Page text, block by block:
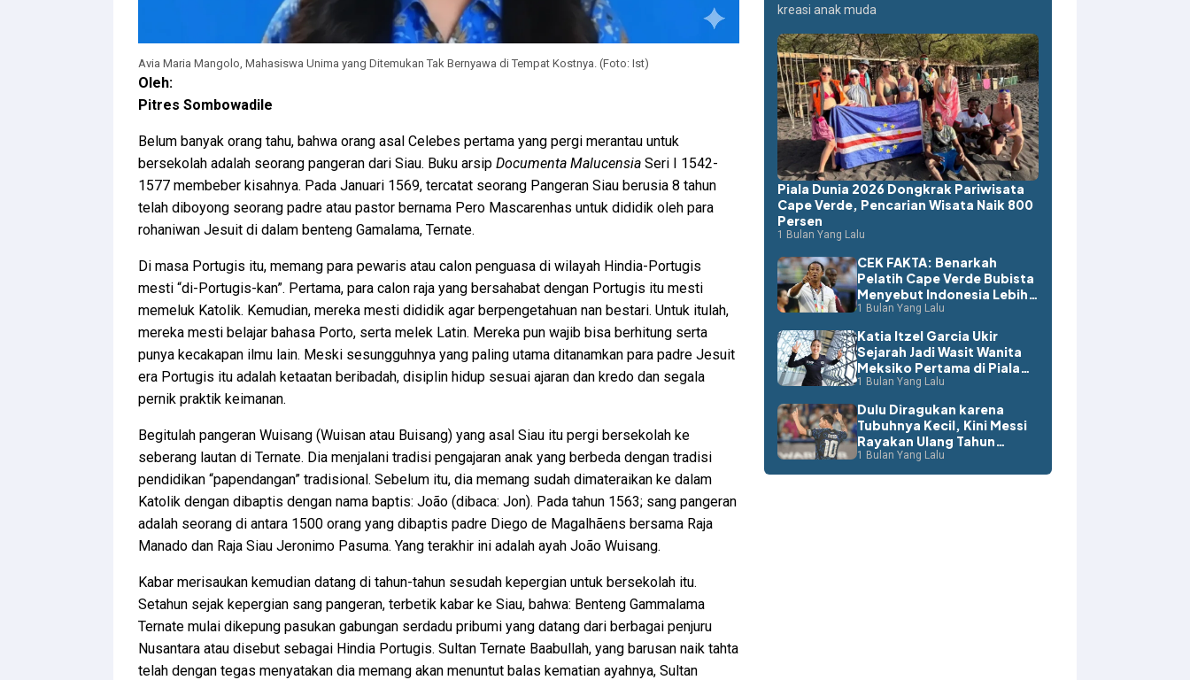
Avia Maria Mangolo, Mahasiswa Unima yang Ditemukan Tak Bernyawa di Tempat Kostnya. (Foto: Ist)
Oleh:
Pitres Sombowadile
Belum banyak orang tahu, bahwa orang asal Celebes pertama yang pergi merantau untuk
bersekolah adalah seorang pangeran dari Siau. Buku arsip Documenta Malucensia Seri I 1542-
1577 membeber kisahnya. Pada Januari 1569, tercatat seorang Pangeran Siau berusia 8 tahun
telah diboyong seorang padre atau pastor bernama Pero Mascarenhas untuk dididik oleh para
rohaniwan Jesuit di dalam benteng Gamalama, Ternate.
Di masa Portugis itu, memang para pewaris atau calon penguasa di wilayah Hindia-Portugis
mesti “di-Portugis-kan”. Pertama, para calon raja yang bersahabat dengan Portugis itu mesti
memeluk Katolik. Kemudian, mereka mesti dididik agar berpengetahuan nan bestari. Untuk itulah,
mereka mesti belajar bahasa Porto, serta melek Latin. Mereka pun wajib bisa berhitung serta
punya kecakapan ilmu lain. Meski sesungguhnya yang paling utama ditanamkan para padre Jesuit
era Portugis itu adalah ketaatan beribadah, disiplin hidup sesuai ajaran dan kredo dan segala
pernik praktik keimanan.
Begitulah pangeran Wuisang (Wuisan atau Buisang) yang asal Siau itu pergi bersekolah ke
seberang lautan di Ternate. Dia menjalani tradisi pengajaran anak yang berbeda dengan tradisi
pendidikan “papendangan” tradisional. Sebelum itu, dia memang sudah dimateraikan ke dalam
Katolik dengan dibaptis dengan nama baptis: João (dibaca: Jon). Pada tahun 1563; sang pangeran
adalah seorang di antara 1500 orang yang dibaptis padre Diego de Magalhãens bersama Raja
Manado dan Raja Siau Jeronimo Pasuma. Yang terakhir ini adalah ayah João Wuisang.
Kabar merisaukan kemudian datang di tahun-tahun sesudah kepergian untuk bersekolah itu.
Setahun sejak kepergian sang pangeran, terbetik kabar ke Siau, bahwa: Benteng Gammalama
Ternate mulai dikepung pasukan gabungan serdadu pribumi yang datang dari berbagai penjuru
Nusantara atau disebut sebagai Hindia Portugis. Sultan Ternate Baabullah, yang barusan naik tahta
telah dengan tegas menyatakan dia memang akan menuntut balas kematian ayahnya, Sultan
kreasi anak muda
Piala Dunia 2026 Dongkrak Pariwisata
Cape Verde, Pencarian Wisata Naik 800
Persen
1 Bulan Yang Lalu
CEK FAKTA: Benarkah
Pelatih Cape Verde Bubista
Menyebut Indonesia Lebih
Layak ke Piala Dunia?
1 Bulan Yang Lalu
Katia Itzel Garcia Ukir
Sejarah Jadi Wasit Wanita
Meksiko Pertama di Piala
Dunia
1 Bulan Yang Lalu
Dulu Diragukan karena
Tubuhnya Kecil, Kini Messi
Rayakan Ulang Tahun
dengan Rekor Dunia
1 Bulan Yang Lalu